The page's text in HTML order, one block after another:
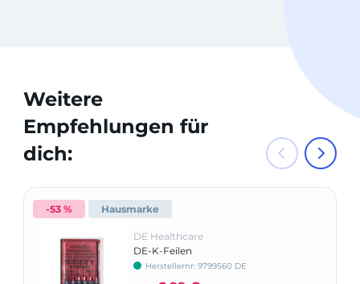
Weitere
Empfehlungen für
dich:
-53 % Hausmarke
DE Healthcare
DE-K-Feilen
Herstellernr: 9799560 DE